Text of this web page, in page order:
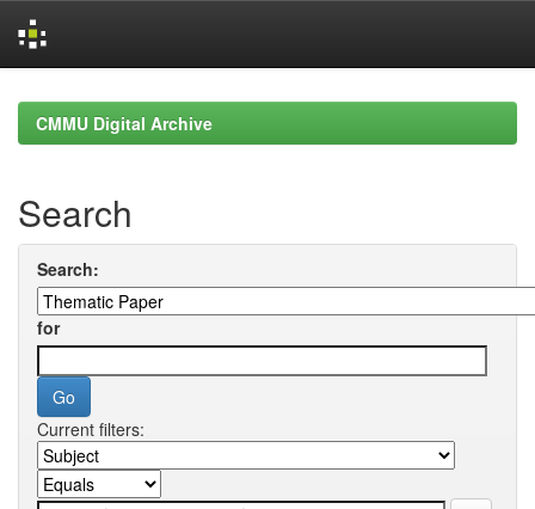
navigationCMMU Digital Archive
Search
Search:
for
Current filters: